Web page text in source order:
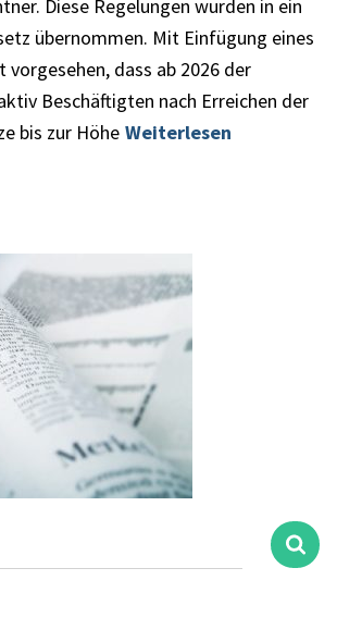
Diese Regelungen wurden in ein
übernommen. Mit Einfügung eines
vorgesehen, dass ab 2026 der
Beschäftigten nach Erreichen der
bis zur Höhe Weiterlesen